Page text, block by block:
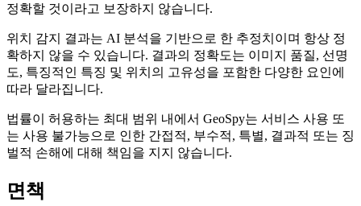
정확할 것이라고 보장하지 않습니다.
위치 감지 결과는 AI 분석을 기반으로 한 추정치이며 항상 정
확하지 않을 수 있습니다. 결과의 정확도는 이미지 품질, 선명
도, 특징적인 특징 및 위치의 고유성을 포함한 다양한 요인에
따라 달라집니다.
법률이 허용하는 최대 범위 내에서 GeoSpy는 서비스 사용 또
는 사용 불가능으로 인한 간접적, 부수적, 특별, 결과적 또는 징
벌적 손해에 대해 책임을 지지 않습니다.
면책